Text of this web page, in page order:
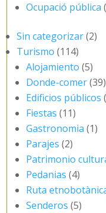
Ocupació pública
Sin categorizar(2)
Turismo (114)
Alojamiento (5)
Donde-comer(39)
Edificios públicos
Fiestas (11)
Gastronomia (1)
Parajes (2)
Patrimonio
Pedanias (4)
Ruta
Senderos (5)